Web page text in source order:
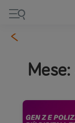
Mese: